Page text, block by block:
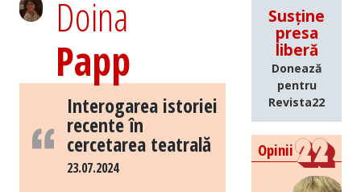
Doina
Papp
Interogarea istoriei
recente în
cercetarea teatrală
23.07.2024
Susține
presa
liberă
Donează
pentru
Revista22
Opinii